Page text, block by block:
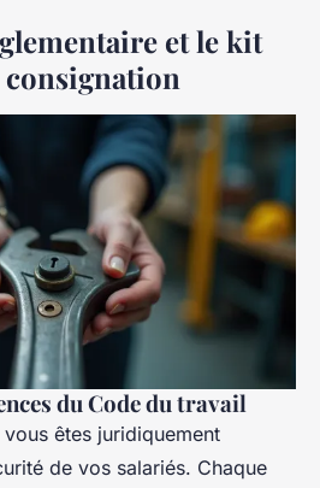
et le kit
du Code du travail
êtes juridiquement
de vos salariés. Chaque